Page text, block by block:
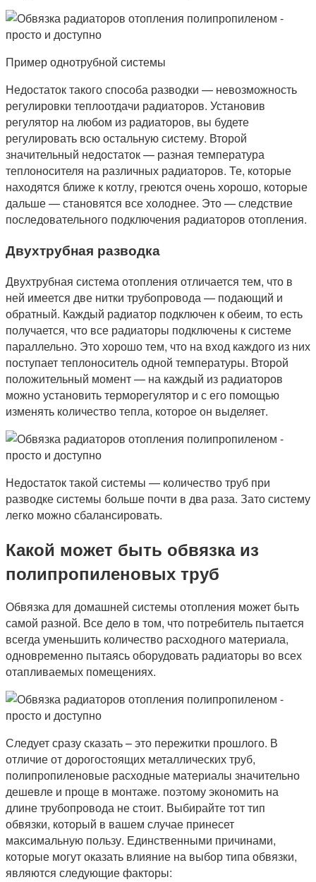
Пример однотрубной системы
Недостаток такого способа разводки — невозможность
регулировки теплоотдачи радиаторов. Установив
регулятор на любом из радиаторов, вы будете
регулировать всю остальную систему. Второй
значительный недостаток — разная температура
теплоносителя на различных радиаторов. Те, которые
находятся ближе к котлу, греются очень хорошо, которые
дальше — становятся все холоднее. Это — следствие
последовательного подключения радиаторов отопления.
Двухтрубная разводка
Двухтрубная система отопления отличается тем, что в
ней имеется две нитки трубопровода — подающий и
обратный. Каждый радиатор подключен к обеим, то есть
получается, что все радиаторы подключены к системе
параллельно. Это хорошо тем, что на вход каждого из них
поступает теплоноситель одной температуры. Второй
положительный момент — на каждый из радиаторов
можно установить терморегулятор и с его помощью
изменять количество тепла, которое он выделяет.
Недостаток такой системы — количество труб при
разводке системы больше почти в два раза. Зато систему
легко можно сбалансировать.
Какой может быть обвязка из
полипропиленовых труб
Обвязка для домашней системы отопления может быть
самой разной. Все дело в том, что потребитель пытается
всегда уменьшить количество расходного материала,
одновременно пытаясь оборудовать радиаторы во всех
отапливаемых помещениях.
Следует сразу сказать – это пережитки прошлого. В
отличие от дорогостоящих металлических труб,
полипропиленовые расходные материалы значительно
дешевле и проще в монтаже. поэтому экономить на
длине трубопровода не стоит. Выбирайте тот тип
обвязки, который в вашем случае принесет
максимальную пользу. Единственными причинами,
которые могут оказать влияние на выбор типа обвязки,
являются следующие факторы: